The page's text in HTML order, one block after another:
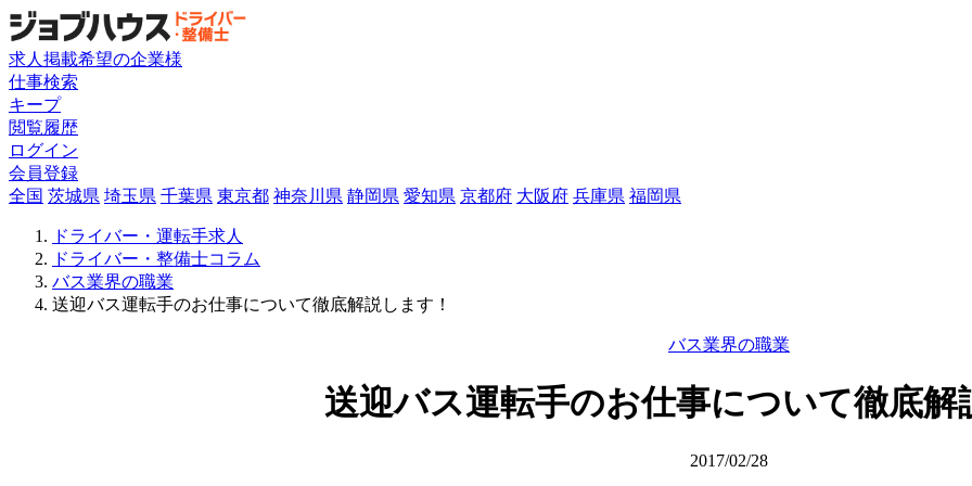
求人掲載希望の企業様
仕事検索
キープ
閲覧履歴
ログイン
会員登録
全国 茨城県 埼玉県 千葉県 東京都 神奈川県 静岡県 愛知県 京都府 大阪府 兵庫県 福岡県
ドライバー・運転手求人
ドライバー・整備士コラム
バス業界の職業
送迎バス運転手のお仕事について徹底解説します！
バス業界の職業
送迎バス運転手のお仕事について徹底解
2017/02/28